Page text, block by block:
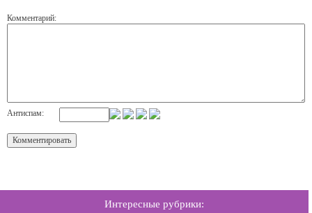
Комментарий:
Антиспам:
Интересные рубрики: